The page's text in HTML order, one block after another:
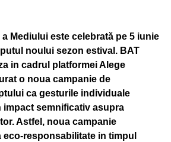
Mediului este celebrată pe 5 iunie
noului sezon estival. BAT
in cadrul platformei Alege
o noua campanie de
ca gesturile individuale
impact semnificativ asupra
Astfel, noua campanie
responsabilitate in timpul